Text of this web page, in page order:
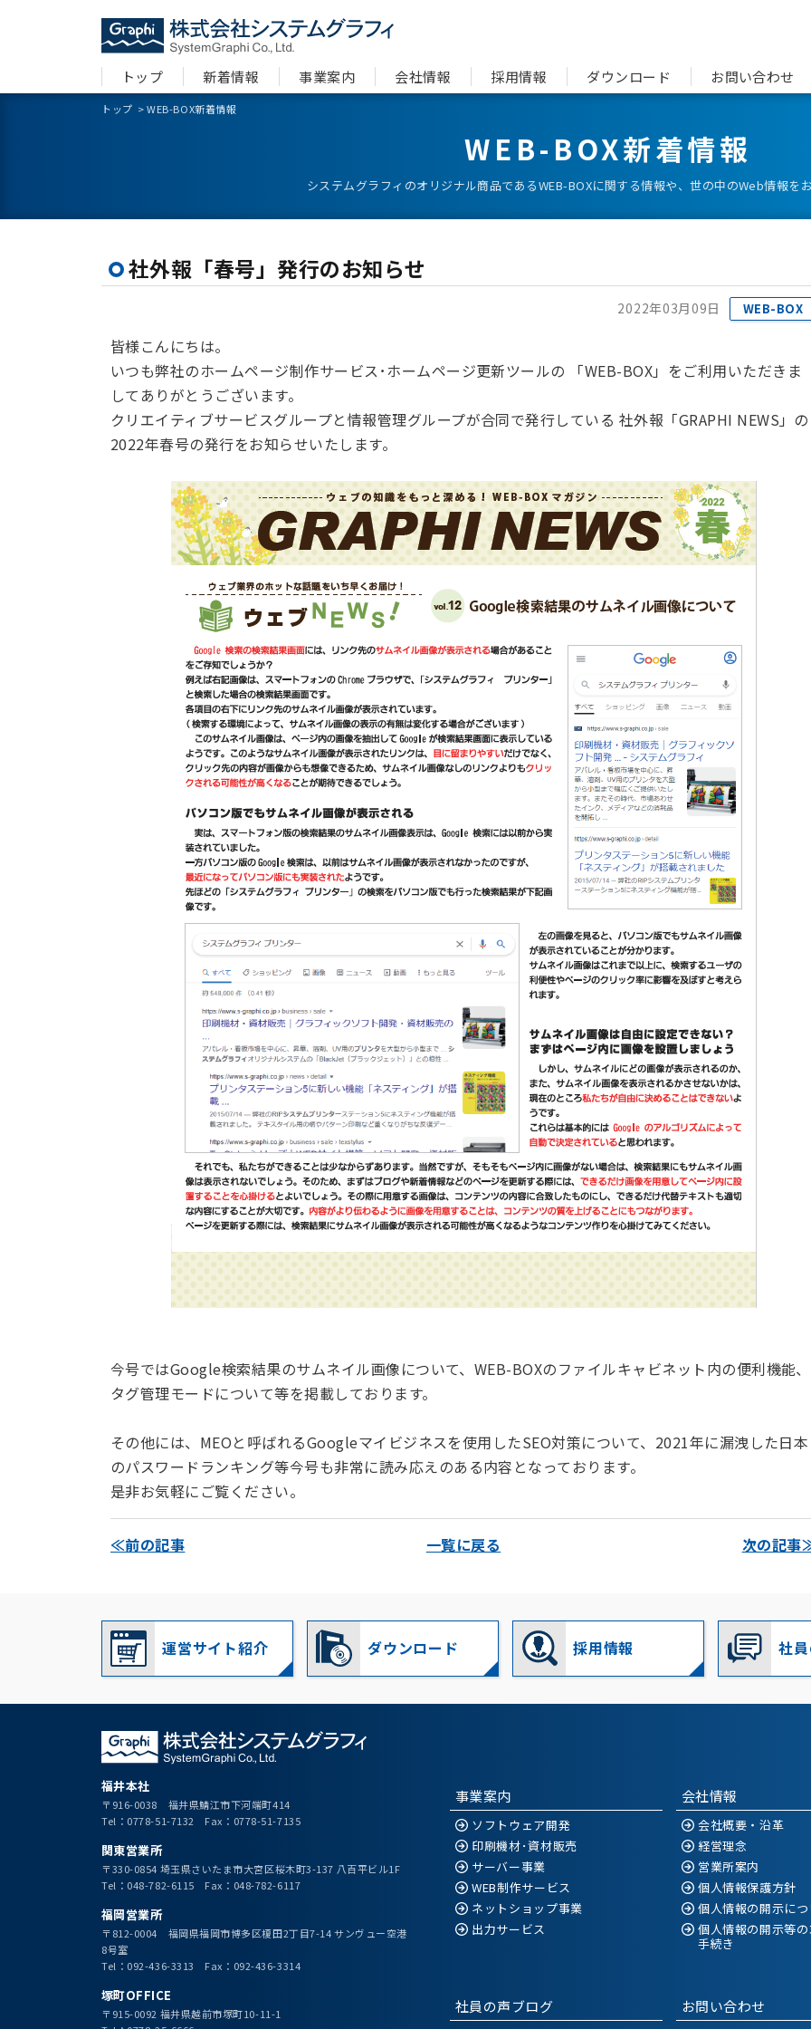
トップ 新着情報 事業案内 会社情報 採用情報 ダウンロード お問い合わせ
トップ >WEB-BOX新着情報
WEB-BOX新着情報
システムグラフィのオリジナル商品であるWEB-BOXに関する情報や、世の中のWeb情報を
社外報「春号」発行のお知らせ
2022年03月09日 WEB-BOX
皆様こんにちは。
いつも弊社のホームページ制作サービス･ホームページ更新ツールの 「WEB-BOX」をご利用いただきま
してありがとうございます。
クリエイティブサービスグループと情報管理グループが合同で発行している 社外報「GRAPHI NEWS」の
2022年春号の発行をお知らせいたします。
今号ではGoogle検索結果のサムネイル画像について、WEB-BOXのファイルキャビネット内の便利機能、
タグ管理モードについて等を掲載しております。
その他には、MEOと呼ばれるGoogleマイビジネスを使用したSEO対策について、2021年に漏洩した日本
のパスワードランキング等今号も非常に読み応えのある内容となっております。
是非お気軽にご覧ください。
≪前の記事 一覧に戻る 次の記
運営サイト紹介 ダウンロード 採用情報 社
福井本社
〒916-0038 福井県鯖江市下河端町414
Tel：0778-51-7132 Fax：0778-51-7135
関東営業所
〒330-0854 埼玉県さいたま市大宮区桜木町3-137 八百平ビル1F
Tel：048-782-6115 Fax：048-782-6117
福岡営業所
〒812-0004 福岡県福岡市博多区榎田2丁目7-14 サンヴュー空港
8号室
Tel：092-436-3313 Fax：092-436-3314
塚町OFFICE
〒915-0092 福井県越前市塚町10-11-1
事業案内
ソフトウェア開発
印刷機材･資材販売
サーバー事業
WEB制作サービス
ネットショップ事業
出力サービス
会社情報
会社概要・沿革
経営理念
営業所案内
個人情報保護方針
個人情報の開示につ
個人情報の開示等
手続き
社員の声ブログ お問い合わせ